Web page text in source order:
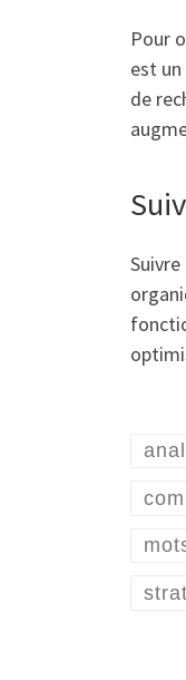
Pour
est
de